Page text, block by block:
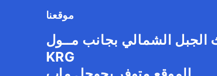
موقعنا
الجبل الشمالي بجانب مــول
KRG